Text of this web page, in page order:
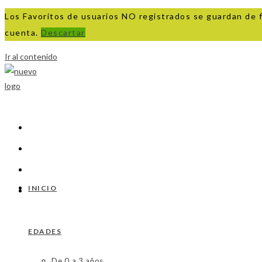
Los Favoritos de usuarios NO registrados se guardan
cuenta. Descartar
Ir al contenido
INICIO
EDADES